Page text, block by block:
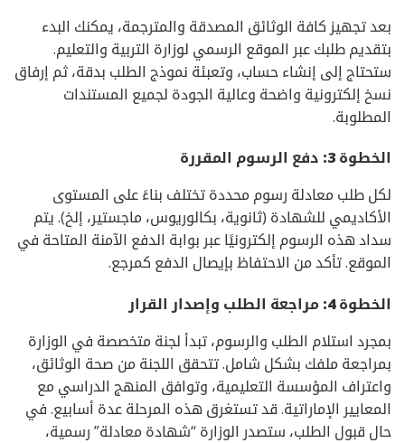
بعد تجهيز كافة الوثائق المصدقة والمترجمة، يمكنك البدء
بتقديم طلبك عبر الموقع الرسمي لوزارة التربية والتعليم.
ستحتاج إلى إنشاء حساب، وتعبئة نموذج الطلب بدقة، ثم إرفاق
نسخ إلكترونية واضحة وعالية الجودة لجميع المستندات
المطلوبة.
الخطوة 3: دفع الرسوم المقررة
لكل طلب معادلة رسوم محددة تختلف بناءً على المستوى
الأكاديمي للشهادة (ثانوية، بكالوريوس، ماجستير، إلخ). يتم
سداد هذه الرسوم إلكترونيًا عبر بوابة الدفع الآمنة المتاحة في
الموقع. تأكد من الاحتفاظ بإيصال الدفع كمرجع.
الخطوة 4: مراجعة الطلب وإصدار القرار
بمجرد استلام الطلب والرسوم، تبدأ لجنة متخصصة في الوزارة
بمراجعة ملفك بشكل شامل. تتحقق اللجنة من صحة الوثائق،
واعتراف المؤسسة التعليمية، وتوافق المنهج الدراسي مع
المعايير الإماراتية. قد تستغرق هذه المرحلة عدة أسابيع. في
حال قبول الطلب، ستصدر الوزارة “شهادة معادلة” رسمية،